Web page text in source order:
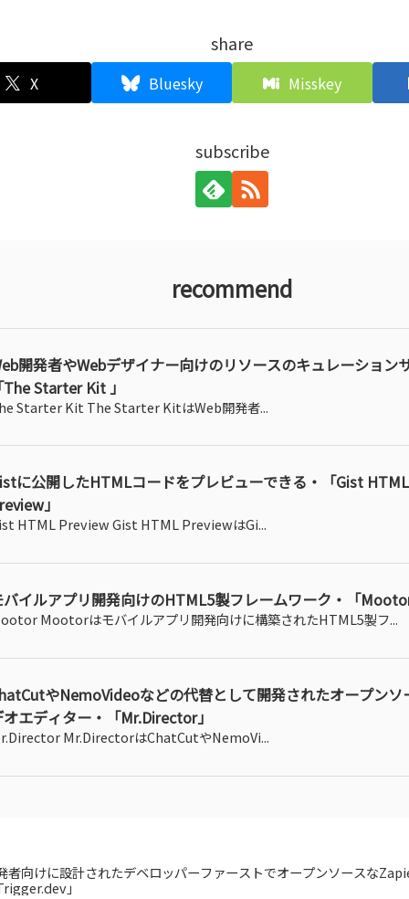
share
X Bluesky Misskey
subscribe
recommend
開発者やWebデザイナー向けのリソースのキュレーション
The Starter Kit 」
Starter Kit The Starter KitはWeb開発者...
に公開したHTMLコードをプレビューできる・「Gist HTML
」
HTML Preview Gist HTML PreviewはGi...
バイルアプリ開発向けのHTML5製フレームワーク・「
Mootorはモバイルアプリ開発向けに構築されたHTML5製フ...
やNemoVideoなどの代替として開発されたオープンソ
オエディター・「Mr.Director」
Mr.DirectorはChatCutやNemoVi...
者向けに設計されたデベロッパーファーストでオープンソースな
」